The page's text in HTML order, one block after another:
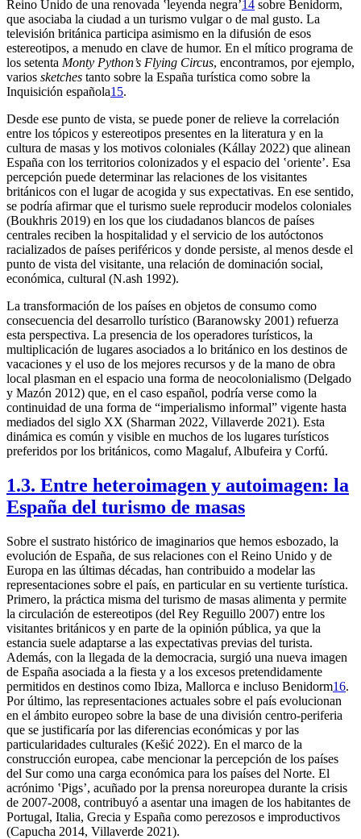
Reino Unido de una renovada ʽleyenda negraʼ14 sobre Benidorm,
que asociaba la ciudad a un turismo vulgar o de mal gusto. La
televisión británica participa asimismo en la difusión de esos
estereotipos, a menudo en clave de humor. En el mítico programa de
los setenta Monty Python’s Flying Circus, encontramos, por ejemplo,
varios sketches tanto sobre la España turística como sobre la
Inquisición española15.
Desde ese punto de vista, se puede poner de relieve la correlación
entre los tópicos y estereotipos presentes en la literatura y en la
cultura de masas y los motivos coloniales (Kállay 2022) que alinean
España con los territorios colonizados y el espacio del ʽorienteʼ. Esa
percepción puede determinar las relaciones de los visitantes
británicos con el lugar de acogida y sus expectativas. En ese sentido,
se podría afirmar que el turismo suele reproducir modelos coloniales
(Boukhris 2019) en los que los ciudadanos blancos de países
centrales reciben la hospitalidad y el servicio de los autóctonos
racializados de países periféricos y donde persiste, al menos desde el
punto de vista del visitante, una relación de dominación social,
económica, cultural (N.ash 1992).
La transformación de los países en objetos de consumo como
consecuencia del desarrollo turístico (Baranowsky 2001) refuerza
esta perspectiva. La presencia de los operadores turísticos, la
multiplicación de lugares asociados a lo británico en los destinos de
vacaciones y el uso de los mejores recursos y de la mano de obra
local plasman en el espacio una forma de neocolonialismo (Delgado
y Mazón 2012) que, en el caso español, podría verse como la
continuidad de una forma de “imperialismo informal” vigente hasta
mediados del siglo XX (Sharman 2022, Villaverde 2021). Esta
dinámica es común y visible en muchos de los lugares turísticos
preferidos por los británicos, como Magaluf, Albufeira y Corfú.
1.3. Entre heteroimagen y autoimagen: la
España del turismo de masas
Sobre el sustrato histórico de imaginarios que hemos esbozado, la
evolución de España, de sus relaciones con el Reino Unido y de
Europa en las últimas décadas, han contribuido a modelar las
representaciones sobre el país, en particular en su vertiente turística.
Primero, la práctica misma del turismo de masas alimenta y permite
la circulación de estereotipos (del Rey Reguillo 2007) entre los
visitantes británicos y en parte de la opinión pública, ya que la
estancia suele adaptarse a las expectativas previas del turista.
Además, con la llegada de la democracia, surgió una nueva imagen
de España asociada a la fiesta y a los excesos pretendidamente
permitidos en destinos como Ibiza, Mallorca e incluso Benidorm16.
Por último, las representaciones actuales sobre el país evolucionan
en el ámbito europeo sobre la base de una división centro-periferia
que se justificaría por las diferencias económicas y por las
particularidades culturales (Kešić 2022). En el marco de la
construcción europea, cabe mencionar la percepción de los países
del Sur como una carga económica para los países del Norte. El
acrónimo ʽPigsʼ, acuñado por la prensa noreuropea durante la crisis
de 2007-2008, contribuyó a asentar una imagen de los habitantes de
Portugal, Italia, Grecia y España como perezosos e improductivos
(Capucha 2014, Villaverde 2021).